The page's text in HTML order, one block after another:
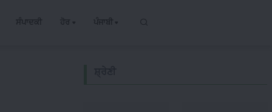
ਸੰਪਾਦਕੀ ਹੋਰ ਪੰਜਾਬੀ